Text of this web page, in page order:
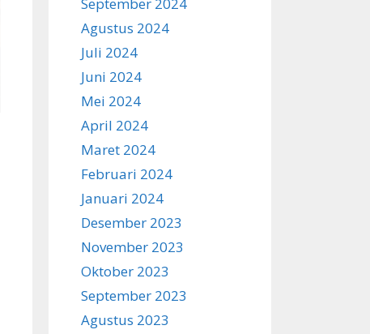
Agustus 2024
Juli 2024
Juni 2024
Mei 2024
April 2024
Maret 2024
Februari 2024
Januari 2024
Desember 2023
November 2023
Oktober 2023
September 2023
Agustus 2023